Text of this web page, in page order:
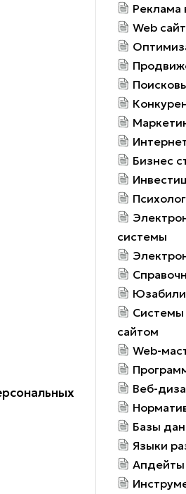
Реклама
Web
Бизнес
системы
Системы
сайтом
Web-
Веб-
Базы
Языки
Апдейты